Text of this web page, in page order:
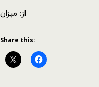
از: میزان
Share this: